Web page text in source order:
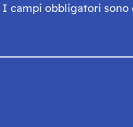
I campi obbligatori sono